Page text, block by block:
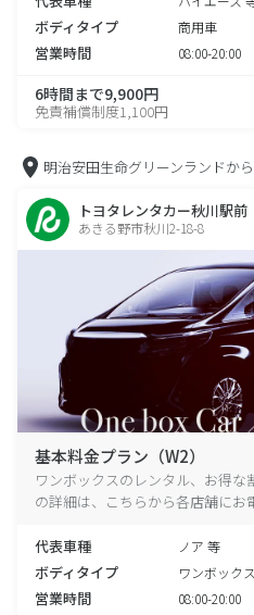
ボディタイプ 商用車
営業時間 08:00-20:00
6時間まで9,900円
免責補償制度1,100円
明治安田生命グリーンランドから
トヨタレンタカー秋川駅前
あきる野市秋川2-18-8
基本料金プラン（W2）
ワンボックスのレンタル、お得
の詳細は、こちらから各店舗にお
代表車種 ノア 等
ボディタイプ ワンボックス
営業時間 08:00-20:00